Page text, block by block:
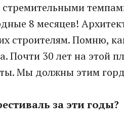
8 месяцев!
строителям. Помню,
Почти 30 лет на этой
Мы должны этим
за эти годы?